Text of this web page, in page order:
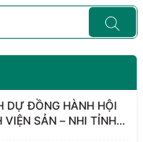
DỰ ĐỒNG HÀNH HỘI
VIỆN SẢN – NHI TỈNH